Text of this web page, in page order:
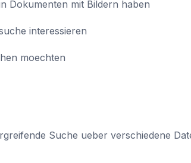
Dokumenten mit Bildern haben
interessieren
moechten
Suche ueber verschiedene